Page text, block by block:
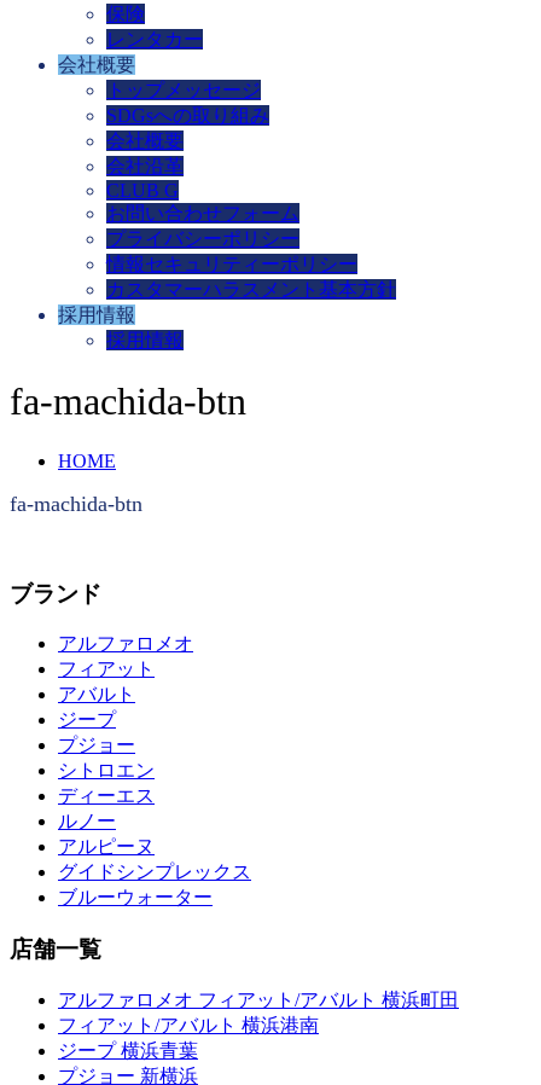
保険
レンタカー
会社概要
トップメッセージ
SDGsへの取り組み
会社概要
会社沿革
CLUB G
お問い合わせフォーム
プライバシーポリシー
情報セキュリティーポリシー
カスタマーハラスメント基本方針
採用情報
採用情報
fa-machida-btn
HOME
fa-machida-btn
ブランド
アルファロメオ
フィアット
アバルト
ジープ
プジョー
シトロエン
ディーエス
ルノー
アルピーヌ
グイドシンプレックス
ブルーウォーター
店舗一覧
アルファロメオ フィアット/アバルト 横浜町田
フィアット/アバルト 横浜港南
ジープ 横浜青葉
プジョー 新横浜